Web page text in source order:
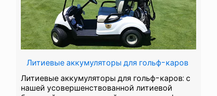
Литиевые аккумуляторы для гольф-каров
Литиевые аккумуляторы для гольф-каров: с
нашей усовершенствованной литиевой